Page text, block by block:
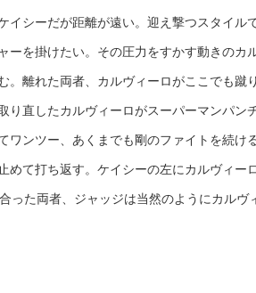
イシーだが距離が遠い。迎え撃つスタイル
ーを掛けたい。その圧力をすかす動きのカ
。離れた両者、カルヴィーロがここでも蹴
り直したカルヴィーロがスーパーマンパン
ワンツー、あくまでも剛のファイトを続け
めて打ち返す。ケイシーの左にカルヴィー
った両者、ジャッジは当然のようにカルヴ